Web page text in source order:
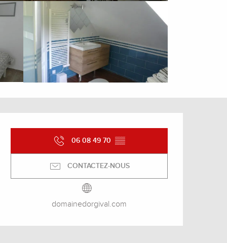
et
06 08 49 70 ▒▒
CONTACTEZ-NOUS
domainedorgival.com